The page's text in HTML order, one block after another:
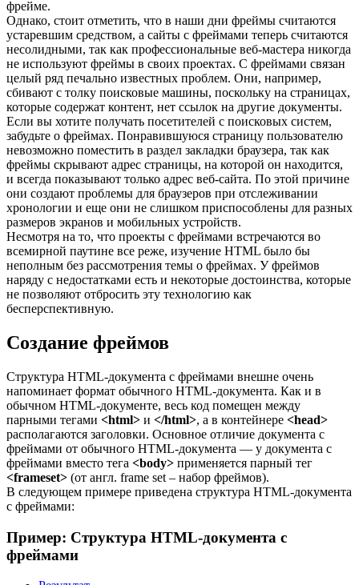
фрейме.
Однако, стоит отметить, что в наши дни фреймы считаются
устаревшим средством, а сайты с фреймами теперь считаются
несолидными, так как профессиональные веб-мастера никогда
не используют фреймы в своих проектах. С фреймами связан
целый ряд печально известных проблем. Они, например,
сбивают с толку поисковые машины, поскольку на страницах,
которые содержат контент, нет ссылок на другие документы.
Если вы хотите получать посетителей с поисковых систем,
забудьте о фреймах. Понравившуюся страницу пользователю
невозможно поместить в раздел закладки браузера, так как
фреймы скрывают адрес страницы, на которой он находится,
и всегда показывают только адрес веб-сайта. По этой причине
они создают проблемы для браузеров при отслеживании
хронологии и еще они не слишком приспособлены для разных
размеров экранов и мобильных устройств.
Несмотря на то, что проекты с фреймами встречаются во
всемирной паутине все реже, изучение HTML было бы
неполным без рассмотрения темы о фреймах. У фреймов
наряду с недостатками есть и некоторые достоинства, которые
не позволяют отбросить эту технологию как
бесперспективную.
Создание фреймов
Структура HTML-документа с фреймами внешне очень
напоминает формат обычного HTML-документа. Как и в
обычном HTML-документе, весь код помещен между
парными тегами <html> и </html>, а в контейнере <head>
располагаются заголовки. Основное отличие документа с
фреймами от обычного HTML-документа — у документа с
фреймами вместо тега <body> применяется парный тег
<frameset> (от англ. frame set – набор фреймов).
В следующем примере приведена структура HTML-документа
с фреймами:
Пример: Структура HTML-документа с
фреймами